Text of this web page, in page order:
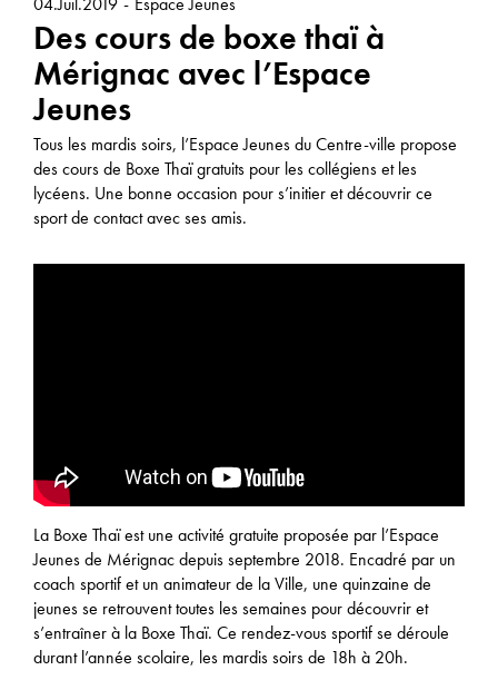
Vidéo
Alimentation
Bien-être
Cuisiner
Se déguiser
Prévention & sensibilisation
Photographie
Apprentissage
Sciences & découvertes
Mérignac Ciné
Stade Nautique
Maison de la petite enfance
Direction de l’éducation
Direction de la culture
Crèches de Mérignac
RAM de Mérignac
7 - 10 ans 11-15 ans
16 ans et +
Des cours de boxe thaï à
Mérignac avec l’Espace
Jeunes
Tous les mardis soirs, l’Espace Jeunes du Centre-ville propose
des cours de Boxe Thaï gratuits pour les collégiens et les
lycéens. Une bonne occasion pour s’initier et découvrir ce
sport de contact avec ses amis.
La Boxe Thaï est une activité gratuite proposée par l’Espace
Jeunes de Mérignac depuis septembre 2018. Encadré par un
coach sportif et un animateur de la Ville, une quinzaine de
jeunes se retrouvent toutes les semaines pour découvrir et
s’entraîner à la Boxe Thaï. Ce rendez-vous sportif se déroule
durant l’année scolaire, les mardis soirs de 18h à 20h.